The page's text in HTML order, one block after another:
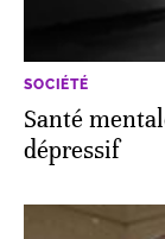
SOCIÉTÉ
Santé
dépressif